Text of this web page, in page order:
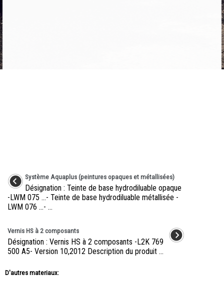
Système Aquaplus (peintures opaques et métallisées)
Désignation : Teinte de base hydrodiluable opaque
-LWM 075 ...- Teinte de base hydrodiluable métallisée -
LWM 076 ...- ...
Vernis HS à 2 composants
Désignation : Vernis HS à 2 composants -L2K 769
500 A5- Version 10,2012 Description du produit ...
D'autres materiaux: